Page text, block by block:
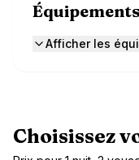
Équipements
Afficher les
Choisissez